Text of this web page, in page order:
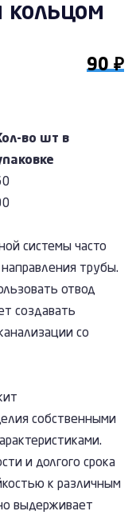
кольцом
90 ₽
во шт в
системы часто
трубы.
отвод
создавать
со
собственными
и долгого срока
к различным
выдерживает